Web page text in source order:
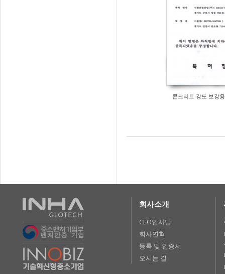
콘크리트 강도 보강
회사소개
CEO인사말
회사연혁
등록 및 인증서
오시는 길